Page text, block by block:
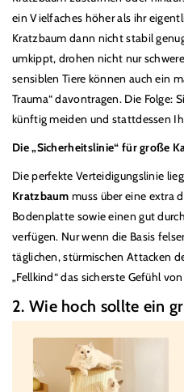
ein Vielfaches höher als ihr
Kratzbaum dann nicht stabil
umkippt, drohen nicht nur
sensiblen Tiere können auch ein
Trauma“davontragen. Die Folge:
künftig meiden und stattdessen
Die„Sicherheitslinie“ für große
Die perfekte Verteidigungslinie
Kratzbaum muss über eine extra
Bodenplatte sowie einen gut
verfügen. Nur wenn die Basis
täglichen, stürmischen Attacken
„Fellkind“das sicherste Gefühl
2. Wie hoch sollte ein